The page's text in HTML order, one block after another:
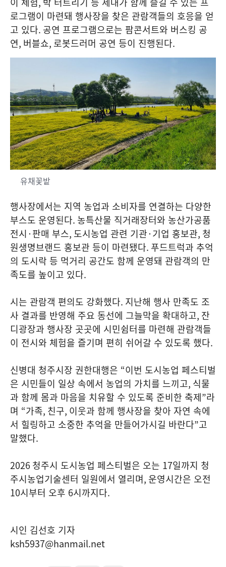
로그램이 마련돼 행사장을 찾은 관람객들의 호응을 얻
고 있다. 공연 프로그램으로는 팜콘서트와 버스킹 공
연, 버블쇼, 로봇드러머 공연 등이 진행된다.
유채꽃밭
행사장에서는 지역 농업과 소비자를 연결하는 다양한
부스도 운영된다. 농특산물 직거래장터와 농산가공품
전시·판매 부스, 도시농업 관련 기관·기업 홍보관, 청
원생명브랜드 홍보관 등이 마련됐다. 푸드트럭과 추억
의 도시락 등 먹거리 공간도 함께 운영돼 관람객의 만
족도를 높이고 있다.
시는 관람객 편의도 강화했다. 지난해 행사 만족도 조
사 결과를 반영해 주요 동선에 그늘막을 확대하고, 잔
디광장과 행사장 곳곳에 시민쉼터를 마련해 관람객들
이 전시와 체험을 즐기며 편히 쉬어갈 수 있도록 했다.
신병대 청주시장 권한대행은 “이번 도시농업 페스티벌
은 시민들이 일상 속에서 농업의 가치를 느끼고, 식물
과 함께 몸과 마음을 치유할 수 있도록 준비한 축제”라
며 “가족, 친구, 이웃과 함께 행사장을 찾아 자연 속에
서 힐링하고 소중한 추억을 만들어가시길 바란다”고
말했다.
2026청주시 도시농업 페스티벌은 오는 17일까지 청
주시농업기술센터 일원에서 열리며, 운영시간은 오전
10시부터 오후 6시까지다.
시인 김선호 기자
ksh5937@hanmail.net